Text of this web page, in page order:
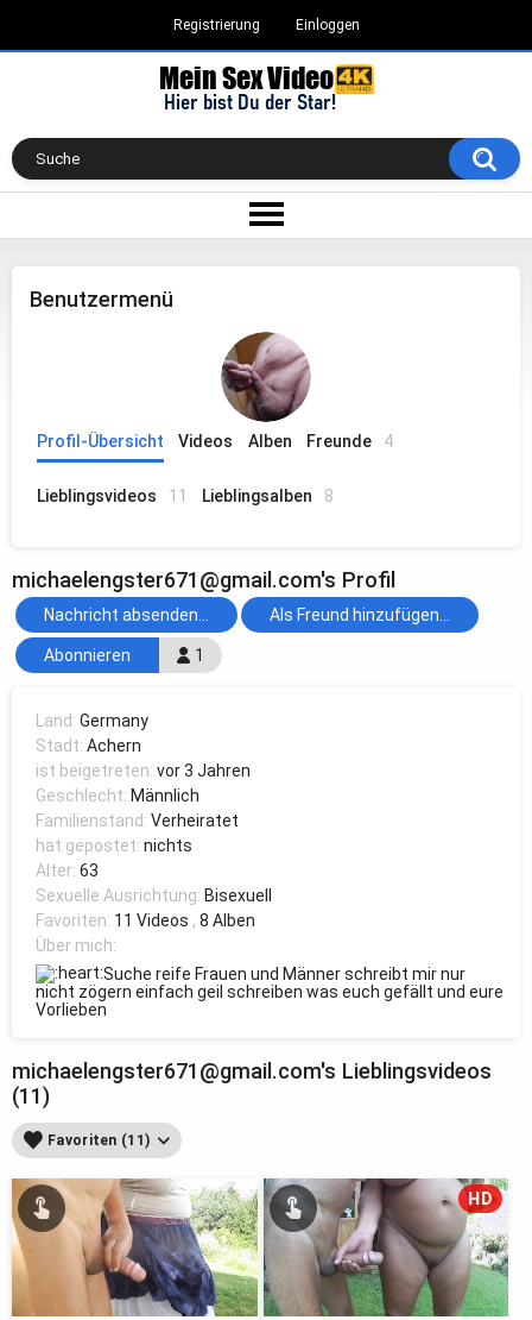
Registrierung Einloggen
Benutzermenü
Profil-Übersicht Videos Alben Freunde 4
Lieblingsvideos 11 Lieblingsalben 8
michaelengster671@gmail.com's Profil
1
Abonnieren
Nachricht absenden... Als Freund hinzufügen...
Land:Germany
Stadt:Achern
ist beigetreten:vor 3 Jahren
Geschlecht: Männlich
Familienstand:Verheiratet
hat gepostet:nichts
Alter:63
Sexuelle Ausrichtung: Bisexuell
Favoriten: 11 Videos ,8 Alben
Über mich:
Suche reife Frauen und Männer schreibt mir nur
nicht zögern einfach geil schreiben was euch gefällt und eure
Vorlieben
michaelengster671@gmail.com's Lieblingsvideos
(11)
Favoriten (11)
HD